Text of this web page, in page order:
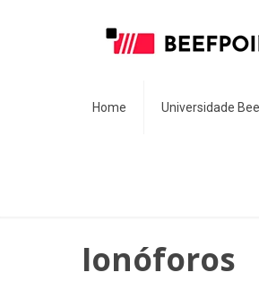
Home Universidade
Ionóforos